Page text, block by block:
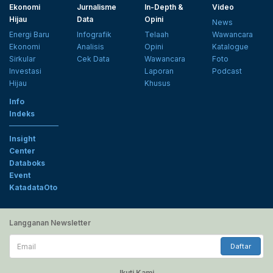
Ekonomi
Hijau
Energi Baru
Ekonomi
Sirkular
Investasi
Hijau
Jurnalisme
Data
Infografik
Analisis
Cek Data
In-Depth &
Opini
Telaah
Opini
Wawancara
Laporan
Khusus
Video
News
Wawancara
Katalogue
Foto
Podcast
Info
Indeks
Insight
Center
Databoks
Event
KatadataOto
Langganan Newsletter
Email
Daftar